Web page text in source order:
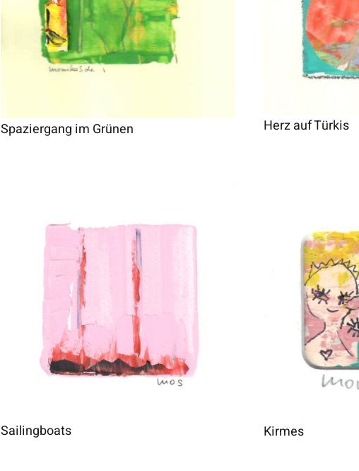
Spaziergang im Grünen Herz auf Türkis
Kirmes
Sailingboats